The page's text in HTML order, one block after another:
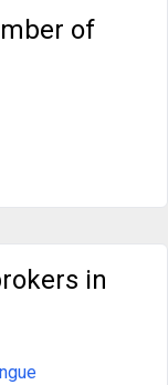
of
in